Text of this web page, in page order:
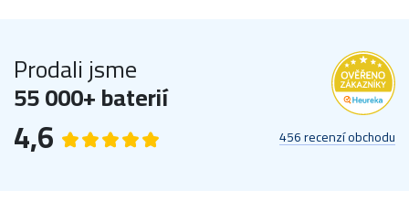
Prodali jsme
55 000+ baterií
4,6 456 recenzí obchodu